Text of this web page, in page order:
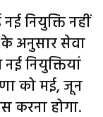
नियुक्ति नहीं
के अनुसार सेवा
नियुक्तियां
को मई, जून
करना होगा.